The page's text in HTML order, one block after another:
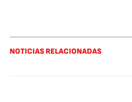
NOTICIAS RELACIONADAS